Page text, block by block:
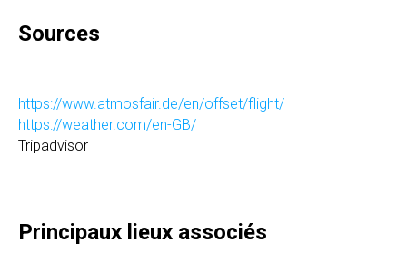
Sources
https://www.atmosfair.de/en/offset/flight/
https://weather.com/en-GB/
Tripadvisor
Principaux lieux associés